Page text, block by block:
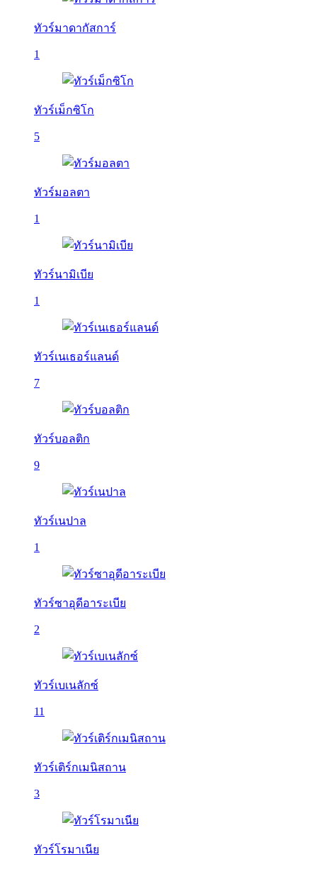
ทัวร์มาดากัสการ์
1
ทัวร์เม็กซิโก
5
ทัวร์มอลตา
1
ทัวร์นามิเบีย
1
ทัวร์เนเธอร์แลนด์
7
ทัวร์บอลติก
9
ทัวร์เนปาล
1
ทัวร์ซาอุดีอาระเบีย
2
ทัวร์เบเนลักซ์
11
ทัวร์เติร์กเมนิสถาน
3
ทัวร์โรมาเนีย